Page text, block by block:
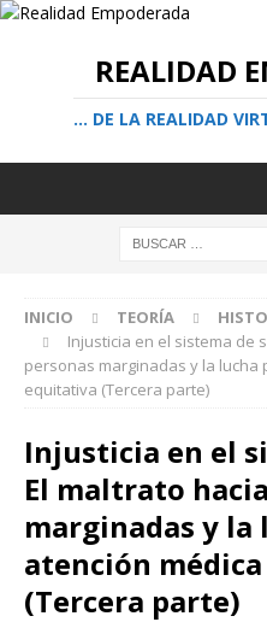
REALIDAD
… DE LA REALIDAD
INICIO TEORÍA
Injusticia en el sistema de
personas marginadas y la lucha
equitativa (Tercera parte)
Injusticia en el
El maltrato
marginadas y la
atención
(Tercera parte)